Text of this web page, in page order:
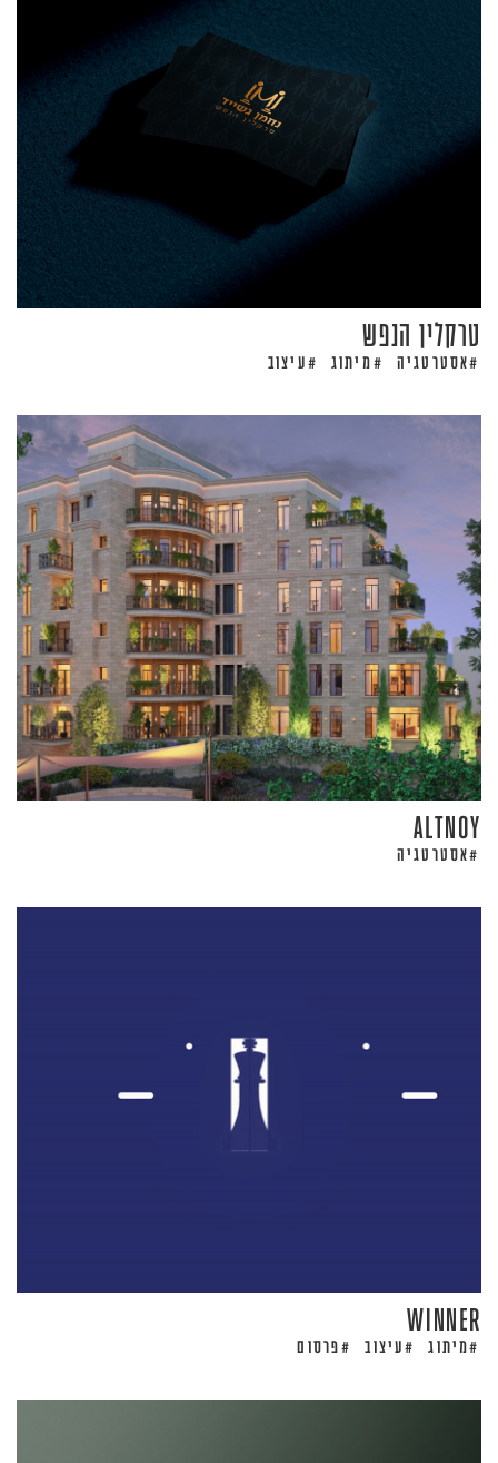
טרקלין הנפש
#אסטרטגיה #מיתוג #עיצוב
ALTNOY
#אסטרטגיה
WINNER
#מיתוג #עיצוב #פרסום